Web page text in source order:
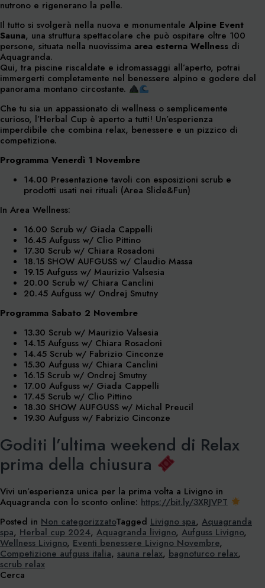
nutrono e rigenerano la pelle.
Il tutto si svolgerà nella nuova e monumentale Alpine Event
Sauna, una struttura spettacolare che può ospitare oltre 100
persone, situata nella nuovissima area esterna Wellness di
Aquagranda.
Qui, tra piscine riscaldate e idromassaggi all’aperto, potrai
immergerti completamente nel benessere alpino e godere del
panorama montano circostante.
Che tu sia un appassionato di wellness o semplicemente
curioso, l’Herbal Cup è aperto a tutti! Un’esperienza
imperdibile che combina relax, benessere e un pizzico di
competizione.
Programma Venerdì 1 Novembre
14.00 Presentazione tavoli con esposizioni scrub e
prodotti usati nei rituali (Area Slide&Fun)
In Area Wellness:
16.00 Scrub w/ Giada Cappelli
16.45 Aufguss w/ Clio Pittino
17.30 Scrub w/ Chiara Rosadoni
18.15 SHOW AUFGUSS w/ Claudio Massa
19.15 Aufguss w/ Maurizio Valsesia
20.00 Scrub w/ Chiara Canclini
20.45 Aufguss w/ Ondrej Smutny
Programma Sabato 2 Novembre
13.30 Scrub w/ Maurizio Valsesia
14.15 Aufguss w/ Chiara Rosadoni
14.45 Scrub w/ Fabrizio Cinconze
15.30 Aufguss w/ Chiara Canclini
16.15 Scrub w/ Ondrej Smutny
17.00 Aufguss w/ Giada Cappelli
17.45 Scrub w/ Clio Pittino
18.30 SHOW AUFGUSS w/ Michal Preucil
19.30 Aufguss w/ Fabrizio Cinconze
Goditi l’ultima weekend di Relax
prima della chiusura
Vivi un’esperienza unica per la prima volta a Livigno in
Aquagranda con lo sconto online: https://bit.ly/3XRJVPT
Posted in Non categorizzatoTagged Livigno spa, Aquagranda
spa, Herbal cup 2024, Aquagranda livigno, Aufguss Livigno,
Wellness Livigno, Eventi benessere Livigno Novembre,
Competizione aufguss italia, sauna relax, bagnoturco relax,
scrub relax
Cerca